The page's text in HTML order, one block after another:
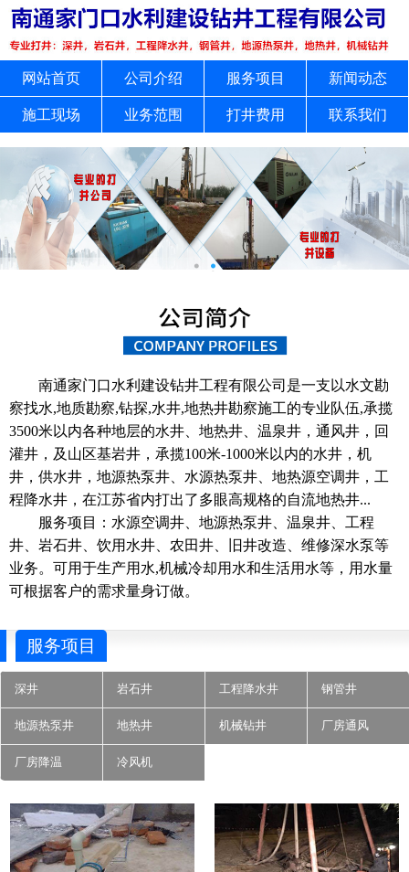
网站首页 公司介绍 服务项目 新闻动态
施工现场 业务范围 打井费用 联系我们
南通家门口水利建设钻井工程有限公司是一支以水文勘
察找水,地质勘察,钻探,水井,地热井勘察施工的专业队伍,承揽
3500米以内各种地层的水井、地热井、温泉井，通风井，回
灌井，及山区基岩井，承揽100米-1000米以内的水井，机
井，供水井，地源热泵井、水源热泵井、地热源空调井，工
程降水井，在江苏省内打出了多眼高规格的自流地热井...
服务项目：水源空调井、地源热泵井、温泉井、工程
井、岩石井、饮用水井、农田井、旧井改造、维修深水泵等
业务。可用于生产用水,机械冷却用水和生活用水等，用水量
可根据客户的需求量身订做。
服务项目
深井 岩石井 工程降水井 钢管井
地源热泵井 地热井 机械钻井 厂房通风
厂房降温 冷风机